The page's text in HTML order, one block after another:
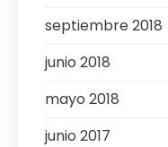
septiembre 2018
junio 2018
mayo 2018
junio 2017